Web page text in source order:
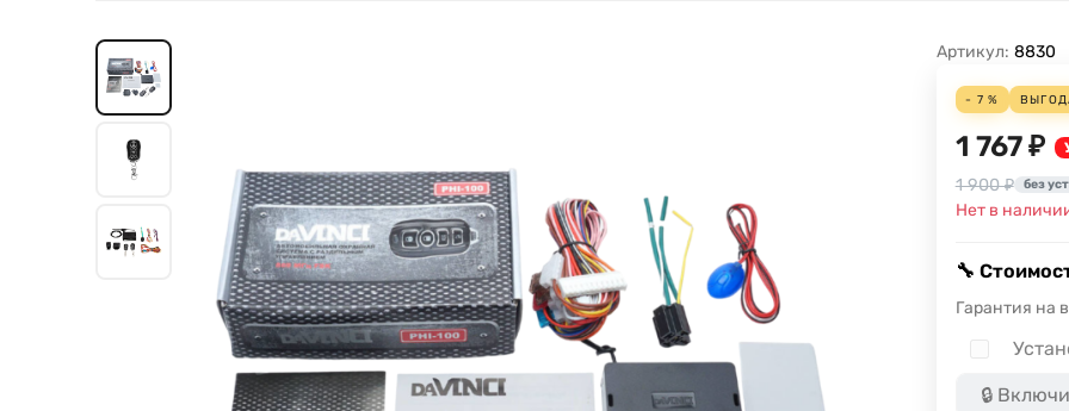
Артикул: 8830
- 7 %
1 767 ₽
1 900 ₽ без
Нет в
🔧
Гарантия на